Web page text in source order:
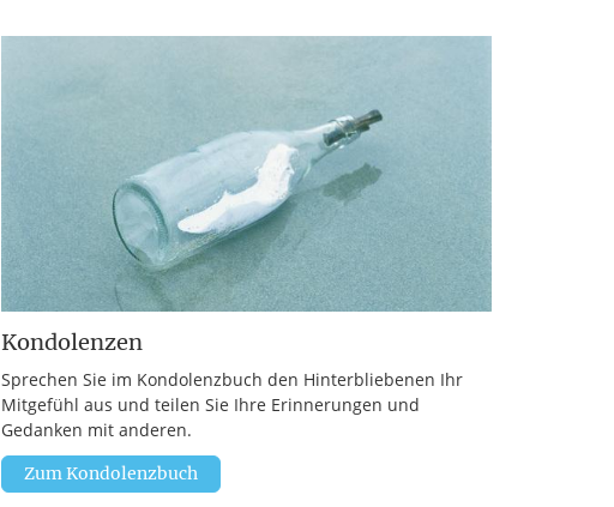
Kondolenzen
Sprechen Sie im Kondolenzbuch den Hinterbliebenen Ihr
Mitgefühl aus und teilen Sie Ihre Erinnerungen und
Gedanken mit anderen.
Zum Kondolenzbuch